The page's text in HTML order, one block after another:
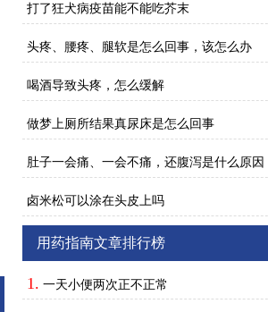
打了狂犬病疫苗能不能吃芥末
头疼、腰疼、腿软是怎么回事，该怎么办
喝酒导致头疼，怎么缓解
做梦上厕所结果真尿床是怎么回事
肚子一会痛、一会不痛，还腹泻是什么原因
卤米松可以涂在头皮上吗
用药指南文章排行榜
1. 一天小便两次正不正常